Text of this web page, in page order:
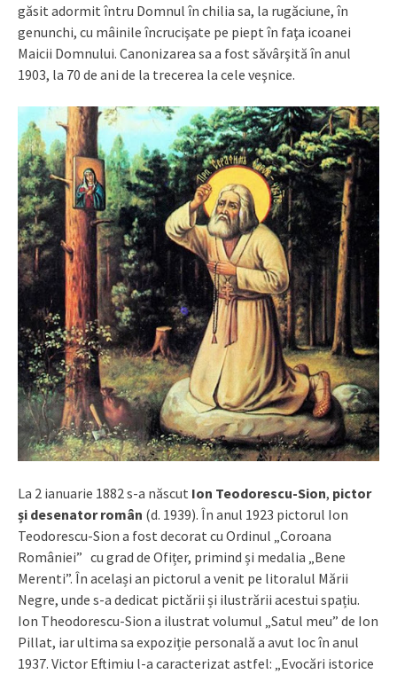
găsit adormit întru Domnul în chilia sa, la rugăciune, în
genunchi, cu mâinile încrucişate pe piept în faţa icoanei
Maicii Domnului. Canonizarea sa a fost săvârşită în anul
1903, la 70 de ani de la trecerea la cele veşnice.
La 2 ianuarie 1882 s-a născut Ion Teodorescu-Sion, pictor
și desenator român (d. 1939). În anul 1923 pictorul Ion
Teodorescu-Sion a fost decorat cu Ordinul „Coroana
României” cu grad de Ofițer, primind și medalia „Bene
Merenti”. În același an pictorul a venit pe litoralul Mării
Negre, unde s-a dedicat pictării și ilustrării acestui spațiu.
Ion Theodorescu-Sion a ilustrat volumul „Satul meu” de Ion
Pillat, iar ultima sa expoziție personală a avut loc în anul
1937. Victor Eftimiu l-a caracterizat astfel: „Evocări istorice